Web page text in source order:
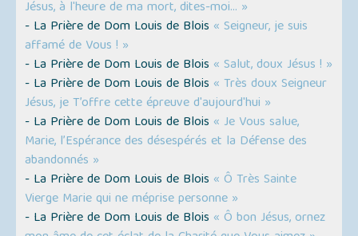
Jésus, à l'heure de ma mort, dites-moi… »
- La Prière de Dom Louis de Blois « Seigneur, je suis
affamé de Vous ! »
- La Prière de Dom Louis de Blois « Salut, doux Jésus ! »
- La Prière de Dom Louis de Blois « Très doux Seigneur
Jésus, je T’offre cette épreuve d'aujourd'hui »
- La Prière de Dom Louis de Blois « Je Vous salue,
Marie, l’Espérance des désespérés et la Défense des
abandonnés »
- La Prière de Dom Louis de Blois « Ô Très Sainte
Vierge Marie qui ne méprise personne »
- La Prière de Dom Louis de Blois « Ô bon Jésus, ornez